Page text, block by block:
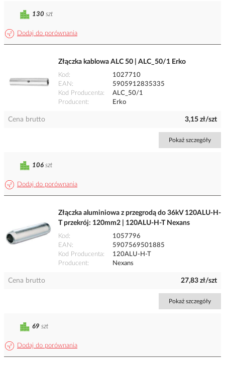
Dodaj do porównania
130 szt
Złączka kablowa ALC 50 | ALC_50/1 Erko
Kod
1027710
EAN
5905912835335
Kod Producenta
ALC_50/1
Producent
Erko
Cena brutto 3,15 zł/szt
Pokaż szczegóły
Dodaj do porównania
106 szt
Złączka aluminiowa z przegrodą do 36kV 120ALU-H-
T przekrój: 120mm2 | 120ALU-H-T Nexans
Kod
1057796
EAN
5907569501885
Kod Producenta
120ALU-H-T
Producent
Nexans
Cena brutto 27,83 zł/szt
Pokaż szczegóły
Dodaj do porównania
69 szt